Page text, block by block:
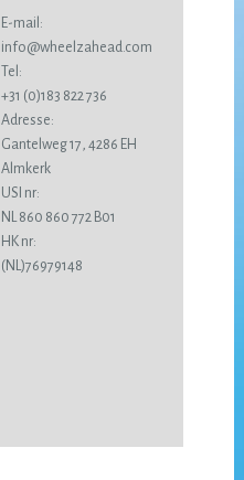
E-mail:
info@wheelzahead.com
Tel:
+31 (0)183 822 736
Adresse:
Gantelweg 17, 4286 EH
Almkerk
USI nr:
NL 860 860 772 B01
HK nr:
(NL)76979148